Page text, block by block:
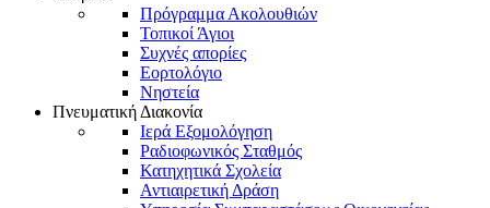
Πρόγραμμα Ακολουθιών
Τοπικοί Άγιοι
Συχνές απορίες
Εορτολόγιο
Νηστεία
Πνευματική Διακονία
Ιερά Εξομολόγηση
Ραδιοφωνικός Σταθμός
Κατηχητικά Σχολεία
Αντιαιρετική Δράση